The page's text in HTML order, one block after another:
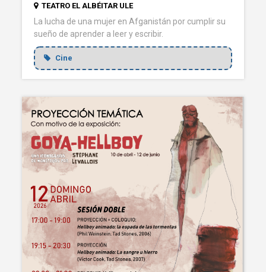
TEATRO EL ALBÉITAR ULE
La lucha de una mujer en Afganistán por cumplir su
sueño de aprender a leer y escribir.
Cine